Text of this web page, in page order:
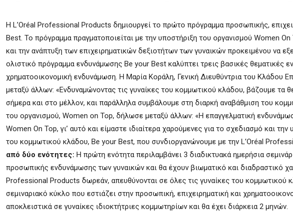
Η L’Oréal Professional Products δημιουργεί το πρώτο πρόγραμμα προσωπικής,
Best. Το πρόγραμμα πραγματοποιείται με την υποστήριξη του οργανισμού Women
και την ανάπτυξη των επιχειρηματικών δεξιοτήτων των γυναικών προκειμένου να
ολιστικό πρόγραμμα ενδυνάμωσης Be your Best καλύπτει τρεις βασικές θεματικές
χρηματοοικονομική ενδυνάμωση. Η Μαρία Κοράλη, Γενική Διευθύντρια του Κλάδου
μεταξύ άλλων: «Ενδυναμώνοντας τις γυναίκες του κομμωτικού κλάδου, βάζουμε τα
σήμερα και στο μέλλον, και παράλληλα συμβάλουμε στη διαρκή αναβάθμιση του
του οργανισμού, Women on Top, δήλωσε μεταξύ άλλων: «Η επαγγελματική
Women On Top, γι’ αυτό και είμαστε ιδιαίτερα χαρούμενες για το σχεδιασμό και
του κομμωτικού κλάδου, Be your Βest, που συνδιοργανώνουμε με την L’Oréal
από δύο ενότητες: Η πρώτη ενότητα περιλαμβάνει 3 διαδικτυακά ημερήσια
προσωπικής ενδυνάμωσης των γυναικών και θα έχουν βιωματικό και διαδραστικό
Professional Products δωρεάν, απευθύνονται σε όλες τις γυναίκες του κομμωτικού
σεμιναριακό κύκλο που εστιάζει στην προσωπική, επιχειρηματική και
αποκλειστικά σε γυναίκες ιδιοκτήτριες κομμωτηρίων και θα έχει διάρκεια 2 μηνών.